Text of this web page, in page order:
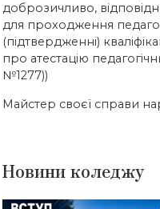
доброзичливо,
для проходження
(підтвердженні)
про атестацію
№1277))
Майстер своєї справи
Новини коледжу